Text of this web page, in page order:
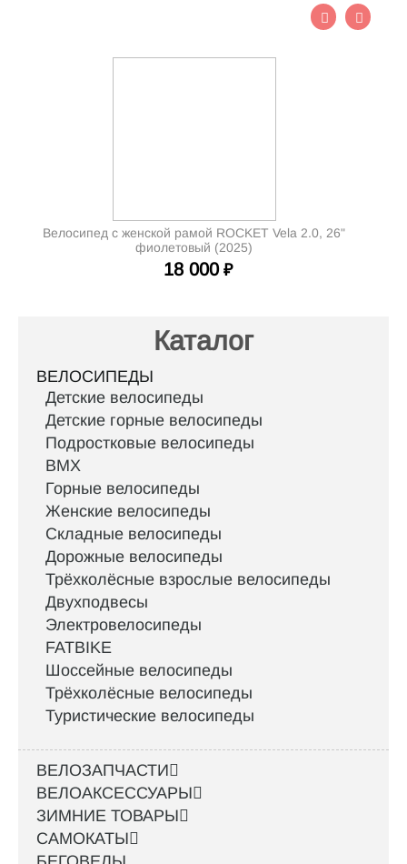
Велосипед с женской рамой ROCKET Vela 2.0, 26"
фиолетовый (2025)
18 000 ₽
Каталог
ВЕЛОСИПЕДЫ
Детские велосипеды
Детские горные велосипеды
Подростковые велосипеды
BMX
Горные велосипеды
Женские велосипеды
Складные велосипеды
Дорожные велосипеды
Трёхколёсные взрослые велосипеды
Двухподвесы
Электровелосипеды
FATBIKE
Шоссейные велосипеды
Трёхколёсные велосипеды
Туристические велосипеды
ВЕЛОЗАПЧАСТИ
ВЕЛОАКСЕССУАРЫ
ЗИМНИЕ ТОВАРЫ
САМОКАТЫ